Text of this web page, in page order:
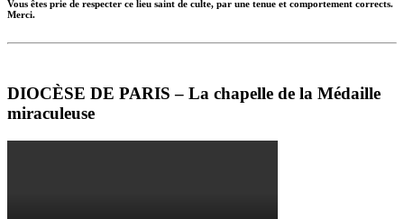
Vous êtes prie de respecter ce lieu saint de culte, par une tenue et comportement corrects.
Merci.
DIOCÈSE DE PARIS – La chapelle de la Médaille
miraculeuse